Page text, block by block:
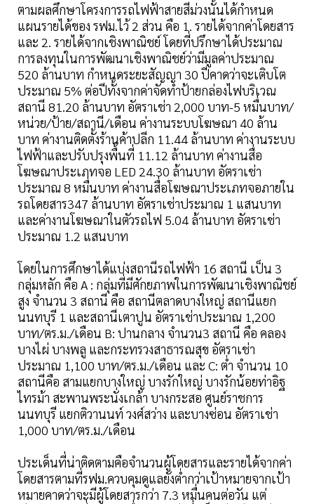
ตามผลศึกษาโครงการรถไฟฟ้าสายสีม่วงนั้นได้กำหนด
แผนรายได้ของ รฟม.ไว้ 2 ส่วน คือ 1. รายได้จากค่าโดยสาร
และ 2. รายได้จากเชิงพาณิชย์ โดยที่ปรึกษาได้ประมาณ
การลงทุนในการพัฒนาเชิงพาณิชย์ว่ามีมูลค่าประมาณ
520 ล้านบาท กำหนดระยะสัญญา 30 ปีคาดว่าจะเติบโต
ประมาณ 5% ต่อปีทั้งจากค่าจัดทำป้ายกล่องไฟบริเวณ
สถานี 81.20 ล้านบาท อัตราเช่า 2,000 บาท-5 หมื่นบาท/
หน่วย/ป้าย/สถานี/เดือน ค่างานระบบโฆษณา 40 ล้าน
บาท ค่างานติดตั้งร้านค้าปลีก 11.44 ล้านบาท ค่างานระบบ
ไฟฟ้าและปรับปรุงพื้นที่ 11.12 ล้านบาท ค่างานสื่อ
โฆษณาประเภทจอ LED 24.30 ล้านบาท อัตราเช่า
ประมาณ 8 หมื่นบาท ค่างานสื่อโฆษณาประเภทจอภายใน
รถโดยสาร347 ล้านบาท อัตราเช่าประมาณ 1 แสนบาท
และค่างานโฆษณาในตัวรถไฟ 5.04 ล้านบาท อัตราเช่า
ประมาณ 1.2 แสนบาท
โดยในการศึกษาได้แบ่งสถานีรถไฟฟ้า 16 สถานี เป็น 3
กลุ่มหลัก คือ A : กลุ่มที่มีศักยภาพในการพัฒนาเชิงพาณิชย์
สูง จำนวน 3 สถานี คือ สถานีตลาดบางใหญ่ สถานีแยก
นนทบุรี 1 และสถานีเตาปูน อัตราเช่าประมาณ 1,200
บาท/ตร.ม./เดือน B: ปานกลาง จำนวน3 สถานี คือ คลอง
บางไผ่ บางพลู และกระทรวงสาธารณสุข อัตราเช่า
ประมาณ 1,100 บาท/ตร.ม./เดือน และ C: ต่ำ จำนวน 10
สถานีคือ สามแยกบางใหญ่ บางรักใหญ่ บางรักน้อยท่าอิฐ
ไทรม้า สะพานพระนั่งเกล้า บางกระสอ ศูนย์ราชการ
นนทบุรี แยกติวานนท์ วงศ์สว่าง และบางซ่อน อัตราเช่า
1,000 บาท/ตร.ม./เดือน
ประเด็นที่น่าติดตามคือจำนวนผู้โดยสารและรายได้จากค่า
โดยสารตามที่รฟม.ควบคุมดูแลยังต่ำกว่าเป้าหมายจากเป้า
หมายคาดว่าจะมีผู้โดยสารกว่า 7.3 หมื่นคนต่อวัน แต่